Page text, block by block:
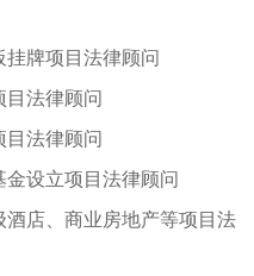
牌项目法律顾问
目法律顾问
目法律顾问
设立项目法律顾问
店、商业房地产等项目法